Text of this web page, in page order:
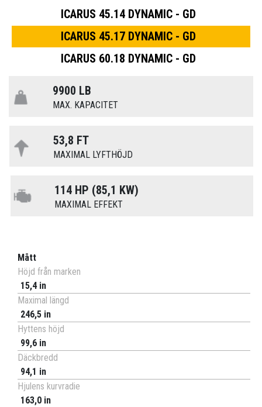
ICARUS 45.14 DYNAMIC - GD
ICARUS 45.17 DYNAMIC - GD
ICARUS 60.18 DYNAMIC - GD
9900 LB
MAX. KAPACITET
53,8 FT
MAXIMAL LYFTHÖJD
114 HP (85,1 KW)
MAXIMAL EFFEKT
Mått
Höjd från marken
15,4 in
Maximal längd
246,5 in
Hyttens höjd
99,6 in
Däckbredd
94,1 in
Hjulens kurvradie
163,0 in